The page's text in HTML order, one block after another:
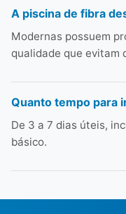
A piscina de fibra
Modernas possuem
qualidade que evitam
Quanto tempo para
De 3 a 7 dias úteis,
básico.